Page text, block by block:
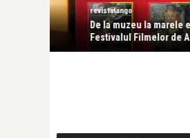
revistatango
De la muzeu la marele ecran:
Festivalul Filmelor de Art� ...